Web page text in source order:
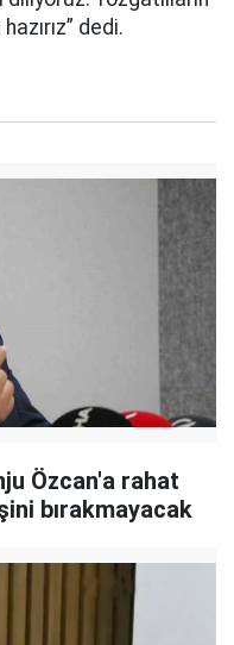
dedi.
Özcan'a rahat
bırakmayacak